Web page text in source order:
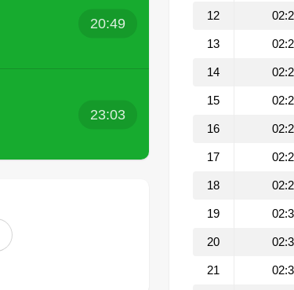
20:49
23:03
12
13
14
15
16
17
18
19
20
21